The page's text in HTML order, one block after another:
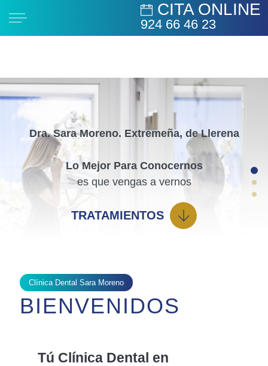
CITA ONLINE
924 66 46 23
Dra. Sara Moreno. Extremeña, de Llerena
Lo Mejor Para Conocernos
es que vengas a vernos
TRATAMIENTOS
Clínica Dental Sara Moreno
BIENVENIDOS
Tú Clínica Dental en